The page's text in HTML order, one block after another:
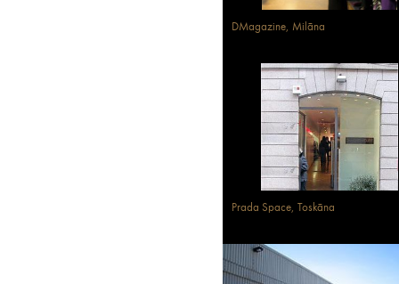
DMagazine, Milāna
Prada Space, Toskāna